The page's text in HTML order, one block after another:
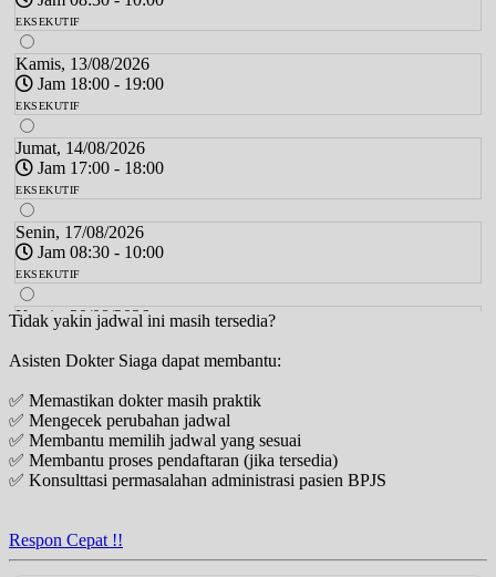
EKSEKUTIF
Kamis, 13/08/2026
Jam 18:00 - 19:00
EKSEKUTIF
Jumat, 14/08/2026
Jam 17:00 - 18:00
EKSEKUTIF
Senin, 17/08/2026
Jam 08:30 - 10:00
EKSEKUTIF
Kamis, 20/08/2026
Jam 18:00 - 19:00
EKSEKUTIF
Jumat, 21/08/2026
Jam 17:00 - 18:00
EKSEKUTIF
Senin, 24/08/2026
Tidak yakin jadwal ini masih tersedia?
Asisten Dokter Siaga dapat membantu:
✅ Memastikan dokter masih praktik
✅ Mengecek perubahan jadwal
✅ Membantu memilih jadwal yang sesuai
✅ Membantu proses pendaftaran (jika tersedia)
✅ Konsulttasi permasalahan administrasi pasien BPJS
Respon Cepat !!